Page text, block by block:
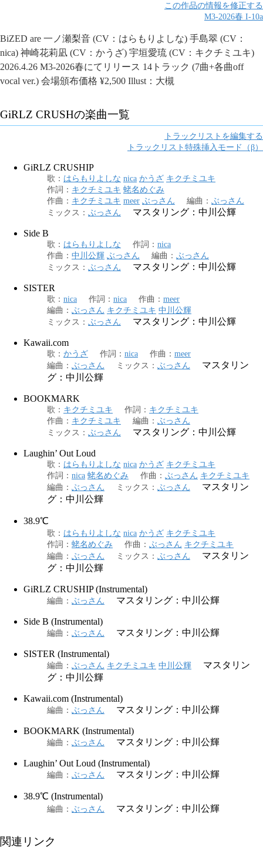
この作品の情報を修正する
M3-2026春 I-10a
BiZED are 一ノ瀬梨音 (CV：はらもりよしな) 手島翠 (CV：
nica) 神崎花莉凪 (CV：かうざ) 宇垣愛琉 (CV：キクチミユキ)
2026.4.26 M3-2026春にてリリース 14トラック (7曲+各曲off
vocal ver.) 会場頒布価格 ¥2,500 Illust：大槻
GiRLZ CRUSHの楽曲一覧
トラックリストを編集する
トラックリスト特殊挿入モード（β）
GiRLZ CRUSHIP
歌 ： はらもりよしな nica かうざ キクチミユキ
作詞 ： キクチミユキ 蛯名めぐみ
作曲 ： キクチミユキ meer ぶっさん 編曲 ： ぶっさん
ミックス ： ぶっさん マスタリング：中川公輝
Side B
歌 ： はらもりよしな 作詞 ： nica
作曲 ： 中川公輝 ぶっさん 編曲 ： ぶっさん
ミックス ： ぶっさん マスタリング：中川公輝
SISTER
歌 ： nica 作詞 ： nica 作曲 ： meer
編曲 ： ぶっさん キクチミユキ 中川公輝
ミックス ： ぶっさん マスタリング：中川公輝
Kawaii.com
歌 ： かうざ 作詞 ： nica 作曲 ： meer
編曲 ： ぶっさん ミックス ： ぶっさん
マスタリン
グ：中川公輝
BOOKMARK
歌 ： キクチミユキ 作詞 ： キクチミユキ
作曲 ： キクチミユキ 編曲 ： ぶっさん
ミックス ： ぶっさん マスタリング：中川公輝
Laughin’ Out Loud
歌 ： はらもりよしな nica かうざ キクチミユキ
作詞 ： nica 蛯名めぐみ 作曲 ： ぶっさん キクチミユキ
編曲 ： ぶっさん ミックス ： ぶっさん
マスタリン
グ：中川公輝
38.9℃
歌 ： はらもりよしな nica かうざ キクチミユキ
作詞 ： 蛯名めぐみ 作曲 ： ぶっさん キクチミユキ
編曲 ： ぶっさん ミックス ： ぶっさん
マスタリン
グ：中川公輝
GiRLZ CRUSHIP (Instrumental)
編曲 ： ぶっさん マスタリング：中川公輝
Side B (Instrumental)
編曲 ： ぶっさん マスタリング：中川公輝
SISTER (Instrumental)
編曲 ： ぶっさん キクチミユキ 中川公輝
マスタリン
グ：中川公輝
Kawaii.com (Instrumental)
編曲 ： ぶっさん マスタリング：中川公輝
BOOKMARK (Instrumental)
編曲 ： ぶっさん マスタリング：中川公輝
Laughin’ Out Loud (Instrumental)
編曲 ： ぶっさん マスタリング：中川公輝
38.9℃ (Instrumental)
編曲 ： ぶっさん マスタリング：中川公輝
関連リンク